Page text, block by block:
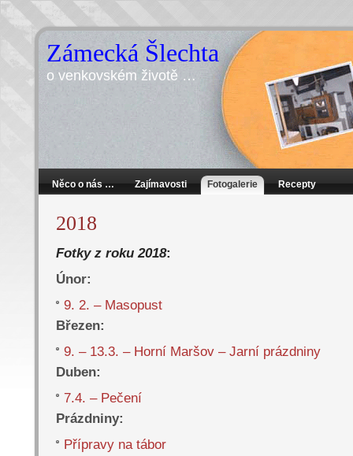
Zámecká Šlechta
o venkovském životě …
Něco o nás … Zajímavosti Fotogalerie Recepty
2018
Fotky z roku 2018:
Únor:
9. 2. – Masopust
Březen:
9. – 13.3. – Horní Maršov – Jarní prázdniny
Duben:
7.4. – Pečení
Prázdniny:
Přípravy na tábor